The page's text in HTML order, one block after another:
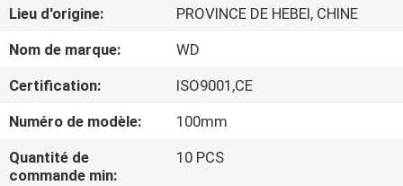
PRODUITS
À
DE
NOUS
Lieu d'origine:
PROVINCE DE HEBEI, CHINE
Nom de marque:
WD
Certification:
ISO9001,CE
Numéro de modèle:
100mm
Quantité de
commande min:
10 PCS